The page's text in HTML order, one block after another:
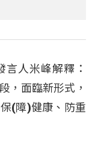
人米峰解釋：
，面臨新形式，
(障)健康、防重